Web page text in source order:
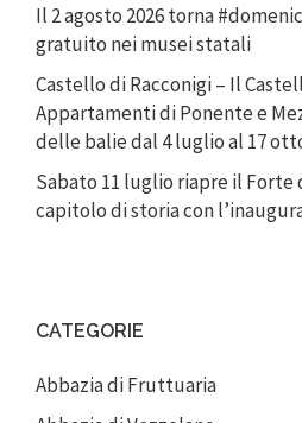
Il 2 agosto 2026 torna
gratuito nei musei statali
Castello di Racconigi – Il
Appartamenti di Ponente e
delle balie dal 4 luglio al 17
Sabato 11 luglio riapre il Forte
capitolo di storia con
CATEGORIE
Abbazia di Fruttuaria